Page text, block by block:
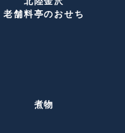
老舗料亭のおせち
煮物